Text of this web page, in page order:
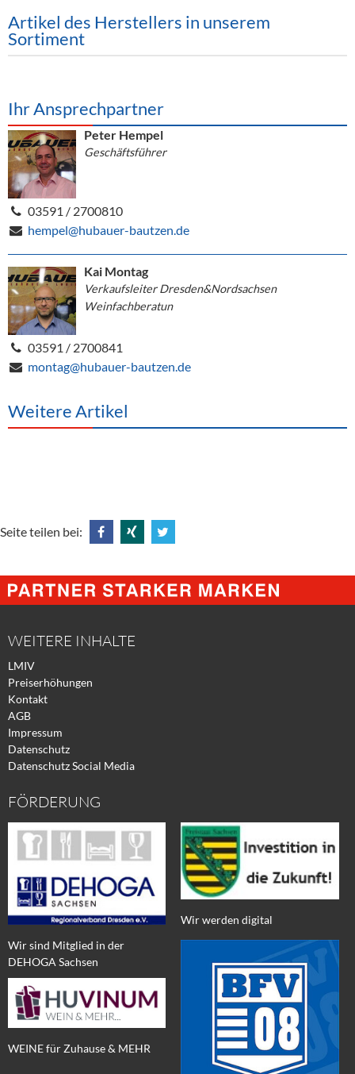
Artikel des Herstellers in unserem
Sortiment
Ihr Ansprechpartner
Peter Hempel
Geschäftsführer
03591 / 2700810
hempel@hubauer-bautzen.de
Kai Montag
Verkaufsleiter Dresden&Nordsachsen
Weinfachberatun
03591 / 2700841
montag@hubauer-bautzen.de
Weitere Artikel
Seite teilen bei:
@
Facebook
@
Xing
@
Twitter
WEITERE INHALTE
LMIV
Preiserhöhungen
Kontakt
AGB
Impressum
Datenschutz
Datenschutz Social Media
FÖRDERUNG
Wir sind Mitglied in der
DEHOGA Sachsen
WEINE für Zuhause & MEHR
Wir werden digital